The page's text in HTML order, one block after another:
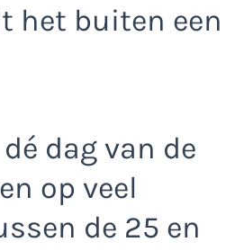
het buiten een
dag van de
op veel
de 25 en